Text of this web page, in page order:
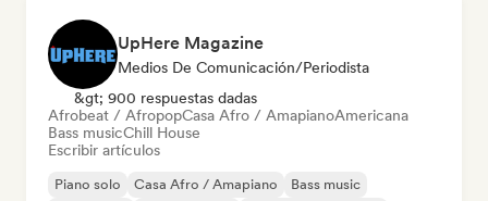
UpHere Magazine
Medios De Comunicación/Periodista
&gt; 900 respuestas dadas
Afrobeat / AfropopCasa Afro / AmapianoAmericana
Bass musicChill House
Escribir artículos
Piano solo Casa Afro / Amapiano
Bass music